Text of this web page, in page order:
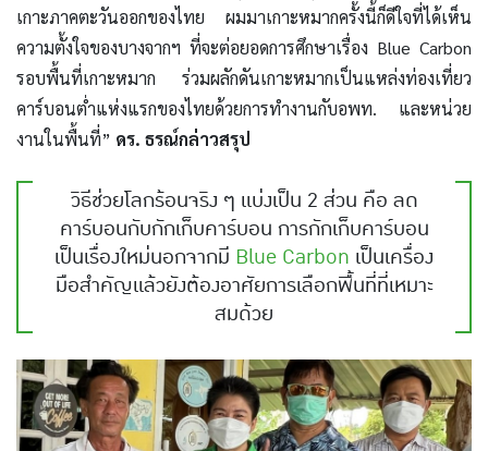
เกาะภาคตะวันออกของไทย ผมมาเกาะหมากครั้งนี้ก็ดีใจที่ได้เห็น
ความตั้งใจของบางจากฯ ที่จะต่อยอดการศึกษาเรื่อง Blue Carbon
รอบพื้นที่เกาะหมาก ร่วมผลักดันเกาะหมากเป็นแหล่งท่องเที่ยว
คาร์บอนต่ำแห่งแรกของไทยด้วยการทำงานกับอพท. และหน่วย
งานในพื้นที่” ดร. ธรณ์กล่าวสรุป
วิธีช่วยโลกร้อนจริง ๆ แบ่งเป็น 2 ส่วน คือ ลด
คาร์บอนกับกักเก็บคาร์บอน การกักเก็บคาร์บอน
เป็นเรื่องใหม่นอกจากมี Blue Carbon เป็นเครื่อง
มือสำคัญแล้วยังต้องอาศัยการเลือกพื้นที่ที่เหมาะ
สมด้วย